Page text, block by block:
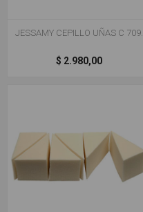
JESSAMY CEPILLO UÑAS C 709.
$ 2.980,00